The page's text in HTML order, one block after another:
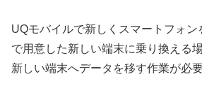
UQモバイルで新しくスマートフォン
で用意した新しい端末に乗り換える
新しい端末へデータを移す作業が必